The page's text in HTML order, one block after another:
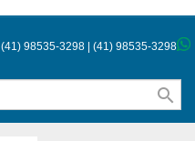
(41) 98535-3298 | (41) 98535-3298
search